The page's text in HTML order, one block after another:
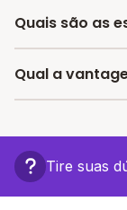
pré-matrícula
A média da
Quais são as
As escolas com
Qual a
completa e
Tire suas